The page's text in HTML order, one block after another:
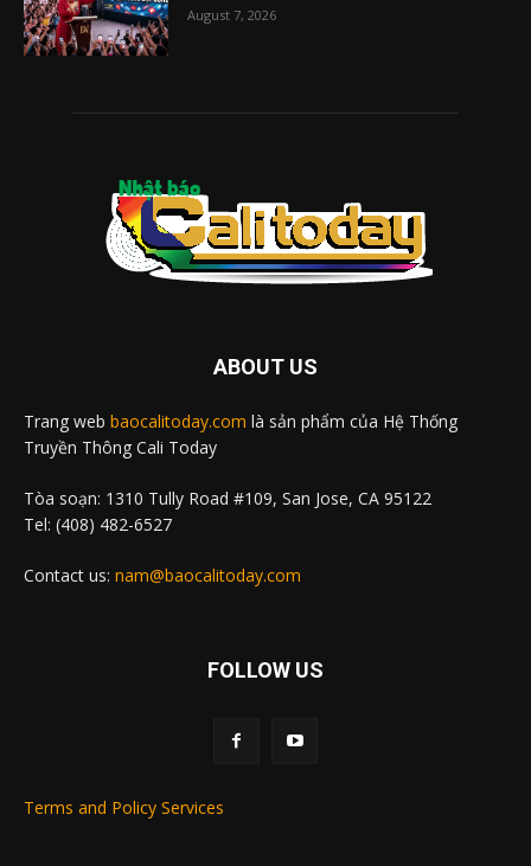
August 7, 2026
ABOUT US
Trang web baocalitoday.com là sản phẩm của Hệ Thống
Truyền Thông Cali Today
Tòa soạn: 1310 Tully Road #109, San Jose, CA 95122
Tel: (408) 482-6527
Contact us: nam@baocalitoday.com
FOLLOW US
Terms and Policy Services